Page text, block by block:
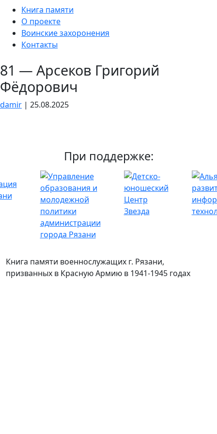
content
Книга памяти
О проекте
Воинские захоронения
Контакты
81 — Арсеков Григорий
Фёдорович
damir | 25.08.2025
При поддержке:
Книга памяти военнослужащих г. Рязани,
призванных в Красную Армию в 1941-1945 годах